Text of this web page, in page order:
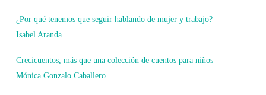
¿Por qué tenemos que seguir hablando de mujer y trabajo?
Isabel Aranda
Crecicuentos, más que una colección de cuentos para niños
Mónica Gonzalo Caballero